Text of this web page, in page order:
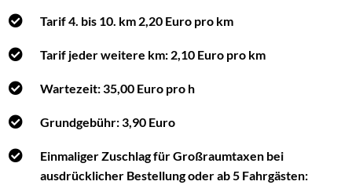
Tarif 4. bis 10. km 2,20 Euro pro km
Tarif jeder weitere km: 2,10 Euro pro km
Wartezeit: 35,00 Euro pro h
Grundgebühr: 3,90 Euro
Einmaliger Zuschlag für Großraumtaxen bei
ausdrücklicher Bestellung oder ab 5 Fahrgästen: